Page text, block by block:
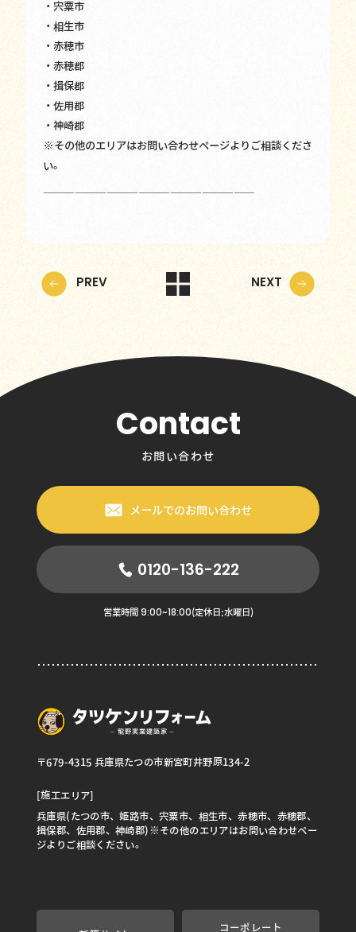
・宍粟市
・相生市
・赤穂市
・赤穂郡
・揖保郡
・佐用郡
・神崎郡
※その他のエリアはお問い合わせページよりご相談くださ
い。
————————————————————
PREV NEXT
Contact
お問い合わせ
メールでのお問い合わせ
0120-136-222
営業時間 9:00~18:00(定休日:水曜日)
〒679-4315 兵庫県たつの市新宮町井野原134-2
[施工エリア]
兵庫県(たつの市、姫路市、宍粟市、相生市、赤穂市、赤穂郡、
揖保郡、佐用郡、神崎郡)※その他のエリアはお問い合わせペー
ジよりご相談ください。
コーポレート